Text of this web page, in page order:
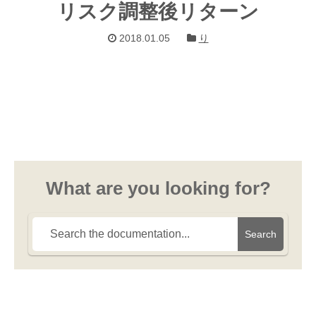
リスク調整後リターン
2018.01.05 り
What are you looking for?
Search